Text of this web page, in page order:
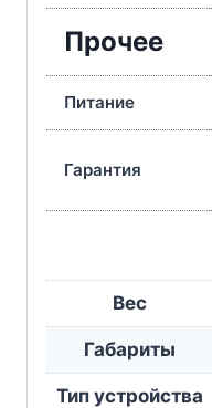
Прочее
Питание
Гарантия
Вес
Габариты
Тип устройства